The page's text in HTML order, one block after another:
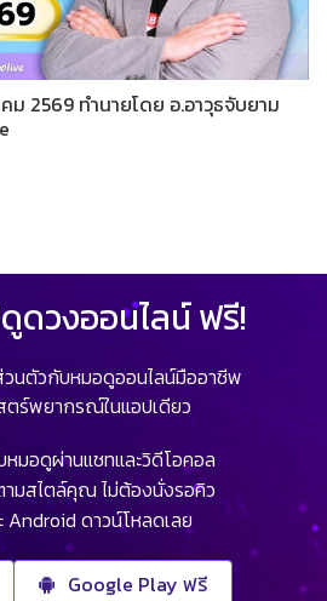
ม 2569 ทำนายโดย อ.อาวุธจับยาม
ดวงออนไลน์ ฟรี!
วนตัวกับหมอดูออนไลน์มืออาชีพ
ตร์พยากรณ์ในแอปเดียว
มอดูผ่านแชทและวิดีโอคอล
มสไตล์คุณ ไม่ต้องนั่งรอคิว
Android ดาวน์โหลดเลย
Google Play ฟรี